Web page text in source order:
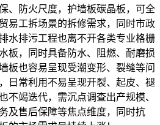
、防火尺度，护墙板碳晶板，可全
易工拆场景的拆修需求，同时市政
水排污工程也离不开各类专业格栅
板，同时具备防水、阻燃、耐磨损
板也容易呈现受潮变形、裂缝等问
日常利用不易呈现开裂、起皮、褪
不竭迭代，需沉点调查出产规模、
及售后保障等焦点维度，同时抗